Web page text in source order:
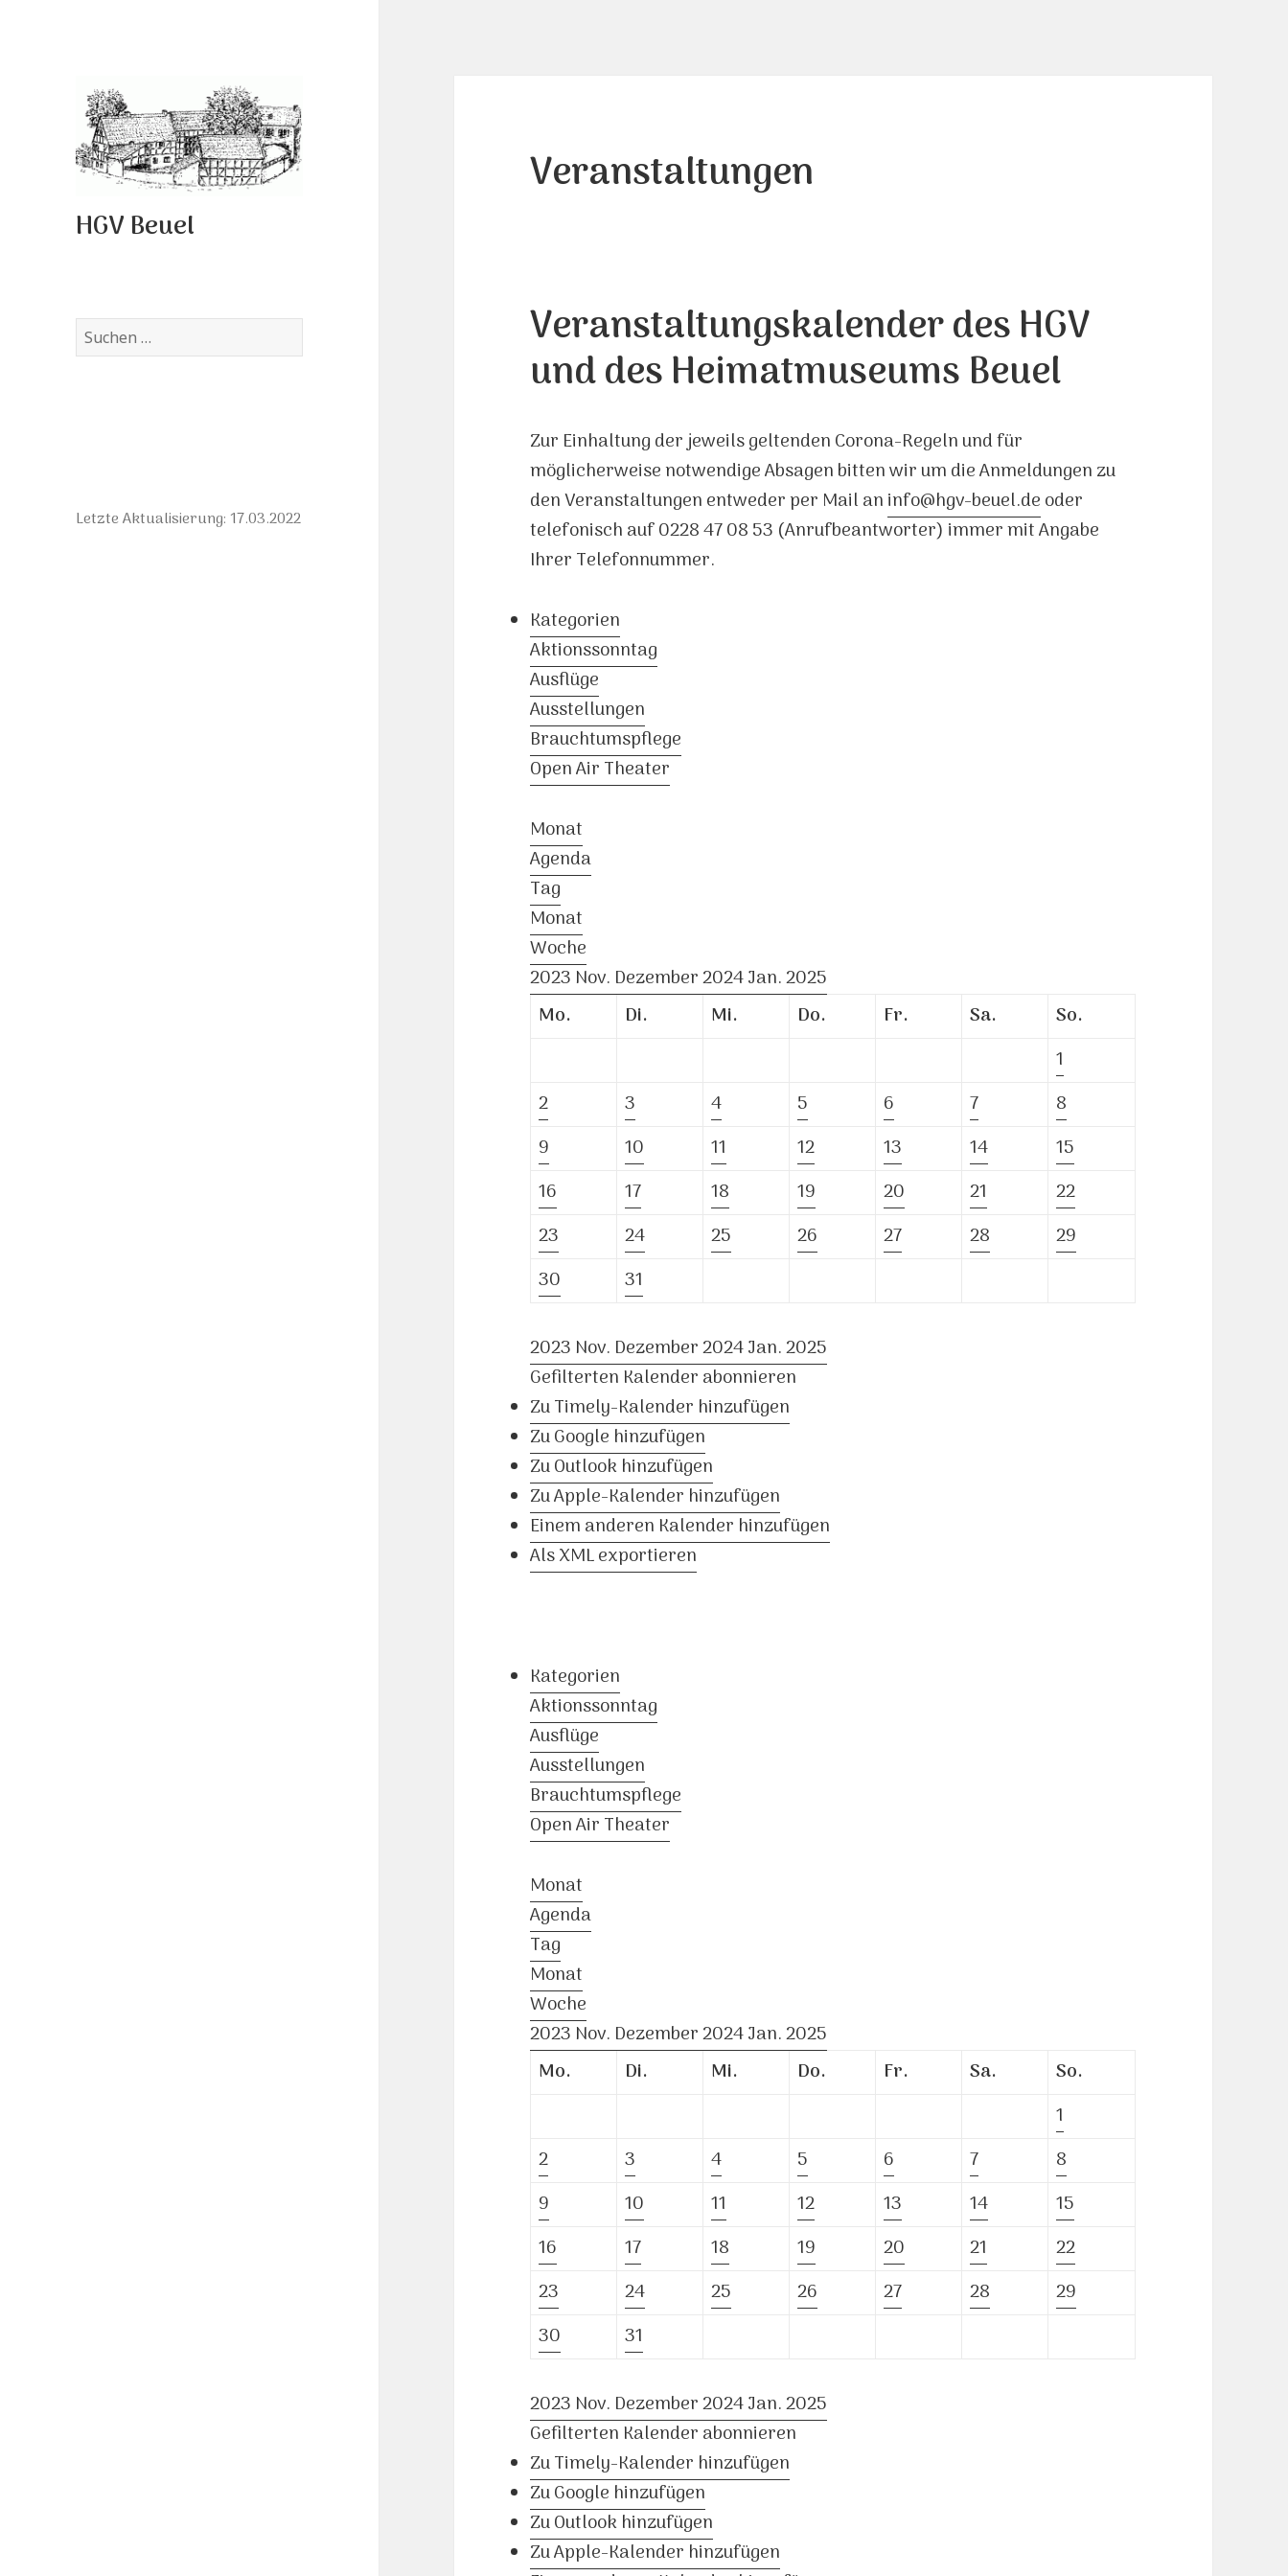
HGV Beuel
Suchen
nach:
Letzte Aktualisierung: 17.03.2022
Veranstaltungen
Veranstaltungskalender des HGV
und des Heimatmuseums Beuel
Zur Einhaltung der jeweils geltenden Corona-Regeln und für
möglicherweise notwendige Absagen bitten wir um die Anmeldungen zu
den Veranstaltungen entweder per Mail aninfo@hgv-beuel.deoder
telefonisch auf 0228 47 08 53 (Anrufbeantworter) immer mit Angabe
Ihrer Telefonnummer.
Kategorien
Aktionssonntag
Ausflüge
Ausstellungen
Brauchtumspflege
Open Air Theater
Monat
Agenda
Tag
Monat
Woche
2023Nov. Dezember 2024Jan.2025
Mo.
Di. Mi. Do. Fr. Sa.
So.
1
2
3 4 5 6 7
8
9
10 11 12 13 14
15
16
17 18 19 20 21
22
23
24 25 26 27 28
29
30
31
2023Nov. Dezember 2024Jan.2025
Gefilterten Kalender abonnieren
Zu Timely-Kalender hinzufügen
Zu Google hinzufügen
Zu Outlook hinzufügen
Zu Apple-Kalender hinzufügen
Einem anderen Kalender hinzufügen
Als XML exportieren
Kategorien
Aktionssonntag
Ausflüge
Ausstellungen
Brauchtumspflege
Open Air Theater
Monat
Agenda
Tag
Monat
Woche
2023Nov. Dezember 2024Jan.2025
Mo.
Di. Mi. Do. Fr. Sa.
So.
1
2
3 4 5 6 7
8
9
10 11 12 13 14
15
16
17 18 19 20 21
22
23
24 25 26 27 28
29
30
31
2023Nov. Dezember 2024Jan.2025
Gefilterten Kalender abonnieren
Zu Timely-Kalender hinzufügen
Zu Google hinzufügen
Zu Outlook hinzufügen
Zu Apple-Kalender hinzufügen